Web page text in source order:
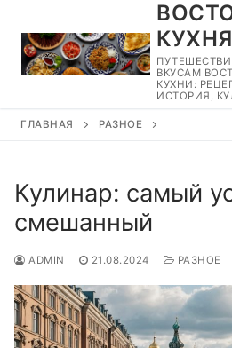
содержимому
КУХНЯ
ВКУСАМ
КУХНИ:
ИСТОРИЯ,
ГЛАВНАЯ РАЗНОЕ
Кулинар: самый
смешанный
ADMIN 21.08.2024 РАЗНОЕ